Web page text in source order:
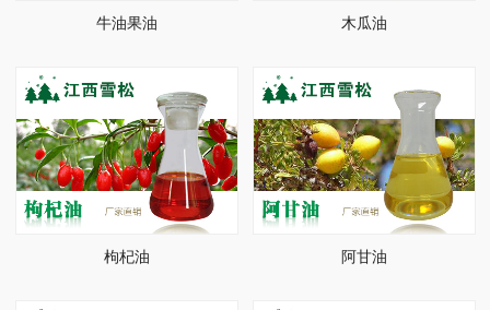
牛油果油 木瓜油
枸杞油 阿甘油